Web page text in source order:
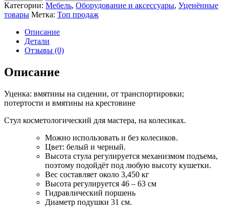
Категории: Мебель, Оборудование и аксессуары, Уценённые
товары Метка: Топ продаж
Описание
Детали
Отзывы (0)
Описание
Уценка: вмятины на сидении, от транспортировки;
потертости и вмятины на крестовине
Стул косметологический для мастера, на колесиках.
Можно использовать и без колесиков.
Цвет: белый и черный.
Высота стула регулируется механизмом подъема,
поэтому подойдёт под любую высоту кушетки.
Вес составляет около 3,450 кг
Высота регулируется 46 – 63 см
Гидравлический поршень
Диаметр подушки 31 см.